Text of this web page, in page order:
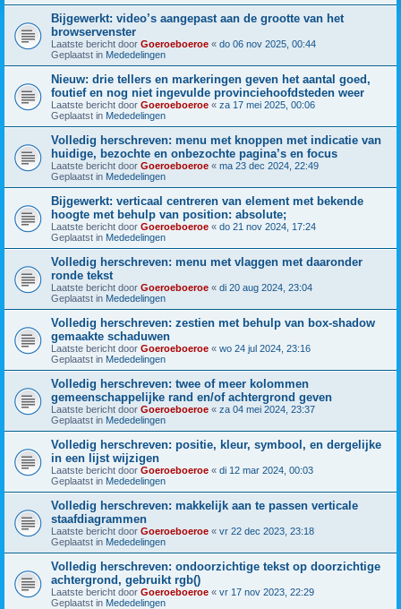
Bijgewerkt: video’s aangepast aan de grootte van het
browservenster
Laatste bericht door Goeroeboeroe « do 06 nov 2025, 00:44
Geplaatst in Mededelingen
Nieuw: drie tellers en markeringen geven het aantal goed,
foutief en nog niet ingevulde provinciehoofdsteden weer
Laatste bericht door Goeroeboeroe « za 17 mei 2025, 00:06
Geplaatst in Mededelingen
Volledig herschreven: menu met knoppen met indicatie van
huidige, bezochte en onbezochte pagina’s en focus
Laatste bericht door Goeroeboeroe « ma 23 dec 2024, 22:49
Geplaatst in Mededelingen
Bijgewerkt: verticaal centreren van element met bekende
hoogte met behulp van position: absolute;
Laatste bericht door Goeroeboeroe « do 21 nov 2024, 17:24
Geplaatst in Mededelingen
Volledig herschreven: menu met vlaggen met daaronder
ronde tekst
Laatste bericht door Goeroeboeroe « di 20 aug 2024, 23:04
Geplaatst in Mededelingen
Volledig herschreven: zestien met behulp van box-shadow
gemaakte schaduwen
Laatste bericht door Goeroeboeroe « wo 24 jul 2024, 23:16
Geplaatst in Mededelingen
Volledig herschreven: twee of meer kolommen
gemeenschappelijke rand en/of achtergrond geven
Laatste bericht door Goeroeboeroe « za 04 mei 2024, 23:37
Geplaatst in Mededelingen
Volledig herschreven: positie, kleur, symbool, en dergelijke
in een lijst wijzigen
Laatste bericht door Goeroeboeroe « di 12 mar 2024, 00:03
Geplaatst in Mededelingen
Volledig herschreven: makkelijk aan te passen verticale
staafdiagrammen
Laatste bericht door Goeroeboeroe « vr 22 dec 2023, 23:18
Geplaatst in Mededelingen
Volledig herschreven: ondoorzichtige tekst op doorzichtige
achtergrond, gebruikt rgb()
Laatste bericht door Goeroeboeroe « vr 17 nov 2023, 22:29
Geplaatst in Mededelingen